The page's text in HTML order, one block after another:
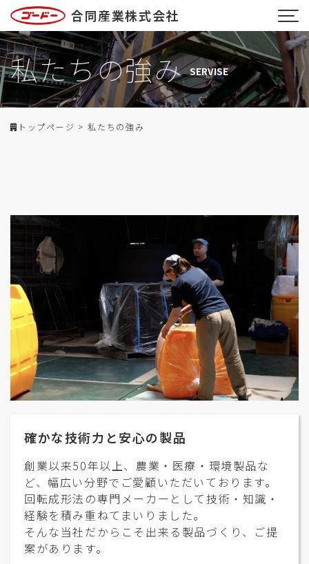
合同産業株式会社
私たちの強み SERVISE
トップページ >私たちの強み
確かな技術力と安心の製品
創業以来50年以上、農業・医療・環境製品な
ど、幅広い分野でご愛顧いただいております。
回転成形法の専門メーカーとして技術・知識・
経験を積み重ねてまいりました。
そんな当社だからこそ出来る製品づくり、ご提
案があります。